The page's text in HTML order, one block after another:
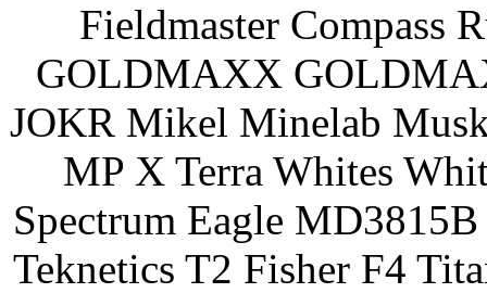
Fieldmaster Compass
GOLDMAXX
JOKR Mikel Minelab
MP X Terra Whites
Spectrum Eagle
Teknetics T2 Fisher F4